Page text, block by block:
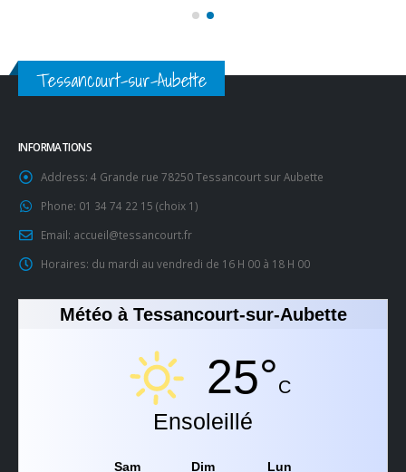
Address:4 Grande rue 78250 Tessancourt sur Aubette
Phone: 01 34 74 22 15 (choix 1)
Email: accueil@tessancourt.fr
Horaires:du mardi au vendredi de 16 H 00 à 18 H 00
25°
Ensoleillé